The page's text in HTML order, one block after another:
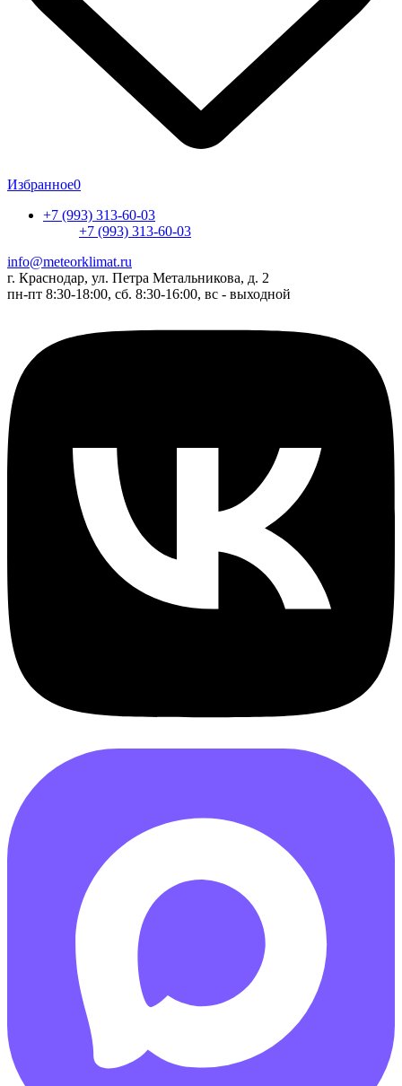
Избранное0
+7 (993) 313-60-03
+7 (993) 313-60-03
info@meteorklimat.ru
г. Краснодар, ул. Петра Метальникова, д. 2
пн-пт 8:30-18:00, сб. 8:30-16:00, вс - выходной